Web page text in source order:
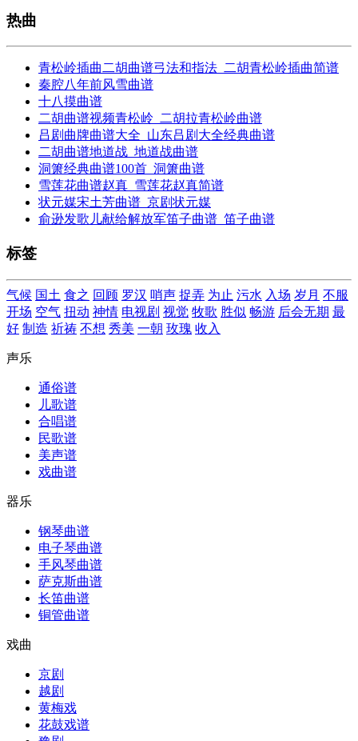
热曲
青松岭插曲二胡曲谱弓法和指法_二胡青松岭插曲简谱
秦腔八年前风雪曲谱
十八摸曲谱
二胡曲谱视频青松岭_二胡拉青松岭曲谱
吕剧曲牌曲谱大全_山东吕剧大全经典曲谱
二胡曲谱地道战_地道战曲谱
洞箫经典曲谱100首_洞箫曲谱
雪莲花曲谱赵真_雪莲花赵真简谱
状元媒宋土芳曲谱_京剧状元媒
俞逊发歌儿献给解放军笛子曲谱_笛子曲谱
标签
气候 国土 食之 回顾 罗汉 哨声 捉弄 为止 污水 入场 岁月 不服
开场 空气 扭动 神情 电视剧 视觉 牧歌 胜似 畅游 后会无期 最
好 制造 祈祷 不想 秀美 一朝 玫瑰 收入
声乐
通俗谱
儿歌谱
合唱谱
民歌谱
美声谱
戏曲谱
器乐
钢琴曲谱
电子琴曲谱
手风琴曲谱
萨克斯曲谱
长笛曲谱
铜管曲谱
戏曲
京剧
越剧
黄梅戏
花鼓戏谱